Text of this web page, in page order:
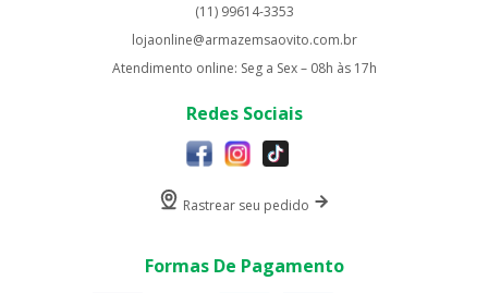
(11) 99614-3353
lojaonline@armazemsaovito.com.br
Atendimento online: Seg a Sex – 08h às 17h
Redes Sociais
Rastrear seu pedido
Formas De Pagamento